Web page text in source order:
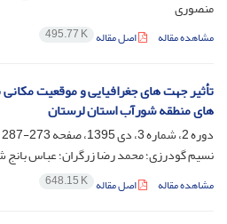
منصوری
مشاهده مقاله اصل مقاله 495.77 K
تأثیر جهت های جغرافیایی و موقعیت
های منطقه شورآب استان لرستان
دوره 2، شماره 3، دی 1395، صفحه
273-287
نسیم گودرزی؛ محمد رضا زرگران؛ عباس بانج
مشاهده مقاله اصل مقاله 648.15 K